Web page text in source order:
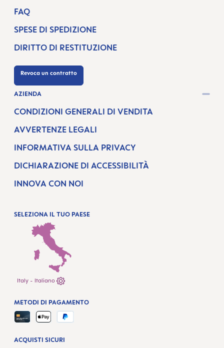
FAQ
SPESE DI SPEDIZIONE
DIRITTO DI RESTITUZIONE
Revoca un contratto
AZIENDA
CONDIZIONI GENERALI DI VENDITA
AVVERTENZE LEGALI
INFORMATIVA SULLA PRIVACY
DICHIARAZIONE DI ACCESSIBILITÀ
INNOVA CON NOI
SELEZIONA IL TUO PAESE
Italy - Italiano
ACQUISTI SICURI
METODI DI PAGAMENTO